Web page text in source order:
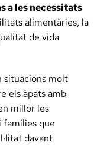
a les necessitats
alimentàries, la
de vida
situacions molt
els àpats amb
millor les
famílies que
davant